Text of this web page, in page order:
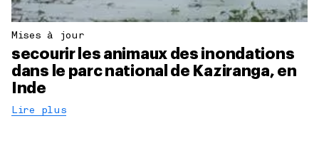
Mises à jour
secourir les animaux des inondations
dans le parc national de Kaziranga, en
Inde
Lire plus